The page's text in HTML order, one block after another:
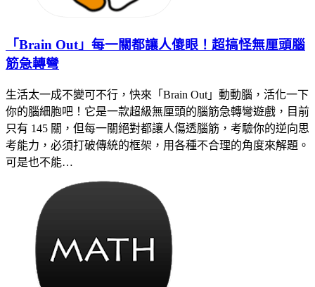
「Brain Out」每一關都讓人傻眼！超搞怪無厘頭腦
筋急轉彎
生活太一成不變可不行，快來「Brain Out」動動腦，活化一下
你的腦細胞吧！它是一款超級無厘頭的腦筋急轉彎遊戲，目前
只有 145 關，但每一關絕對都讓人傷透腦筋，考驗你的逆向思
考能力，必須打破傳統的框架，用各種不合理的角度來解題。
可是也不能…